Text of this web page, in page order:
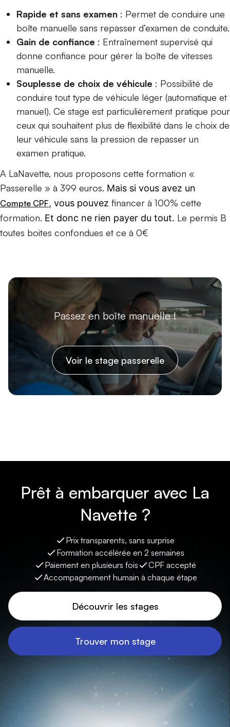
Rapide et sans examen : Permet de conduire une
boîte manuelle sans repasser d’examen de conduite.
Gain de confiance : Entraînement supervisé qui
donne confiance pour gérer la boîte de vitesses
manuelle.
Souplesse de choix de véhicule : Possibilité de
conduire tout type de véhicule léger (automatique et
manuel). Ce stage est particulièrement pratique pour
ceux qui souhaitent plus de flexibilité dans le choix de
leur véhicule sans la pression de repasser un
examen pratique.
A LaNavette, nous proposons cette formation «
Passerelle » à 399 euros. Mais si vous avez un
Compte CPF, vous pouvez financer à 100% cette
formation. Et donc ne rien payer du tout. Le permis B
toutes boites confondues et ce à 0€
Passez en boîte manuelle !
Voir le stage passerelle
Prêt à embarquer avec La
Navette ?
Prix transparents, sans surprise
Formation accélérée en 2 semaines
Paiement en plusieurs fois
CPF accepté
Accompagnement humain à chaque étape
Découvrir les stages
Trouver mon stage